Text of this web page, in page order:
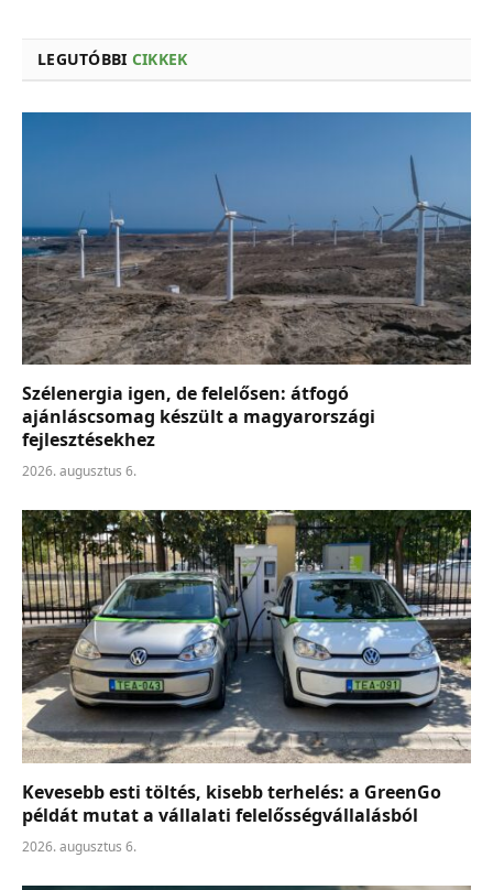
LEGUTÓBBI CIKKEK
Szélenergia igen, de felelősen: átfogó
ajánláscsomag készült a magyarországi
fejlesztésekhez
2026. augusztus 6.
Kevesebb esti töltés, kisebb terhelés: a GreenGo
példát mutat a vállalati felelősségvállalásból
2026. augusztus 6.